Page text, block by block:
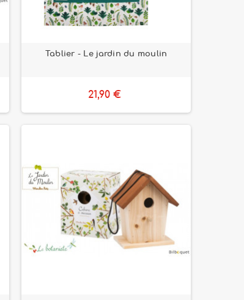
Tablier - Le jardin du moulin
21,90 €